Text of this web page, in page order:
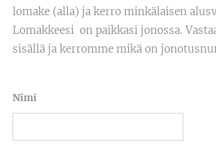
lomake (alla) ja kerro minkälaisen
Lomakkeesi on paikkasi jonossa.
sisällä ja kerromme mikä on
Nimi